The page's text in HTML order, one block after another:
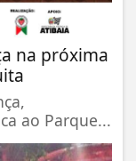
na próxima
ao Parque...